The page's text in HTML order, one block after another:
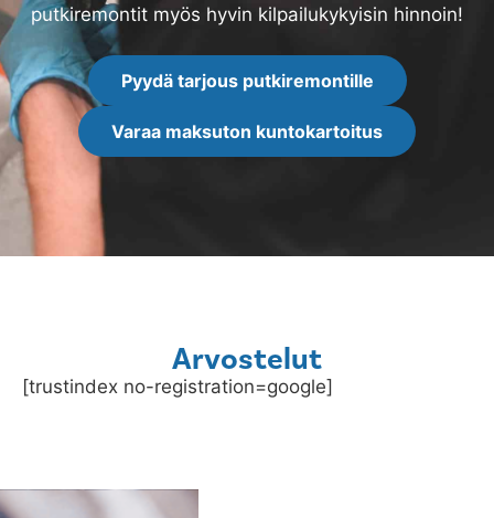
putkiremontit myös hyvin kilpailukykyisin hinnoin!
Pyydä tarjous putkiremontille
Varaa maksuton kuntokartoitus
Arvostelut
[trustindex no-registration=google]